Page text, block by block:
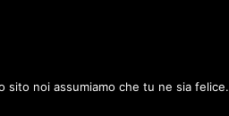
sito noi assumiamo che tu ne sia felice.